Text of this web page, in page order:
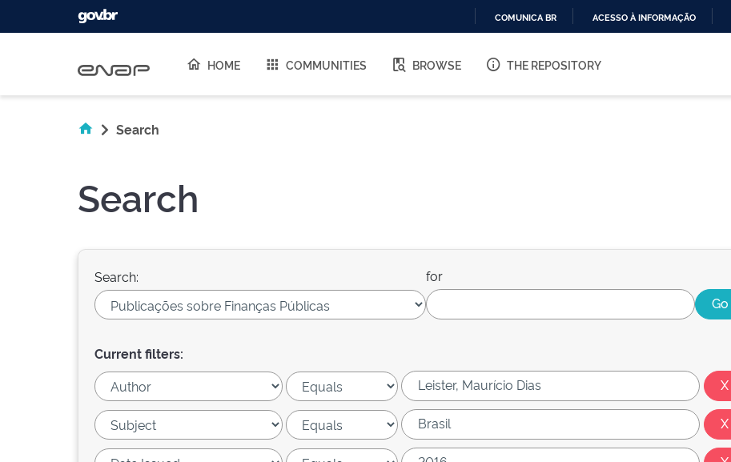
O
COMUNICA BR ACESSO À INFORMAÇÃO
HOME COMMUNITIES BROWSE THE REPOSITORY
Search
Search
Search: for
Current filters: